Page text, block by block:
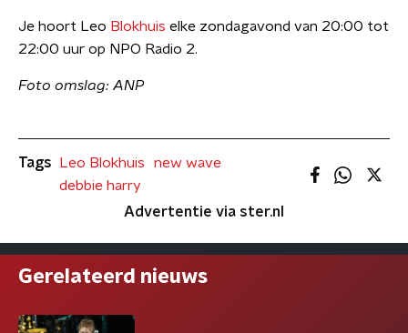
Je hoort Leo Blokhuis elke zondagavond van 20:00 tot
22:00 uur op NPO Radio 2.
Foto omslag: ANP
Tags Leo Blokhuis
new wave
debbie harry
Advertentie via ster.nl
Gerelateerd nieuws